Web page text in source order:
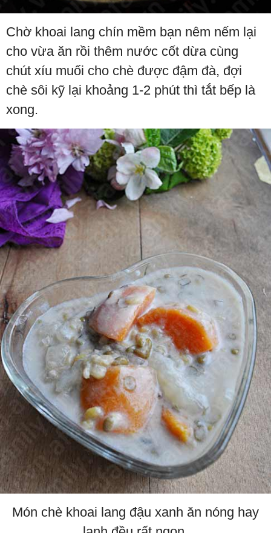
Chờ khoai lang chín mềm bạn nêm nếm lại
cho vừa ăn rồi thêm nước cốt dừa cùng
chút xíu muối cho chè được đậm đà, đợi
chè sôi kỹ lại khoảng 1-2 phút thì tắt bếp là
xong.
Món chè khoai lang đậu xanh ăn nóng hay